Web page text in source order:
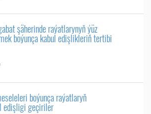
şäherinde raýatlarynyň ýüz
boýunça kabul edişlikleriň tertibi
boýunça raýatlaryň
edişligi geçiriler